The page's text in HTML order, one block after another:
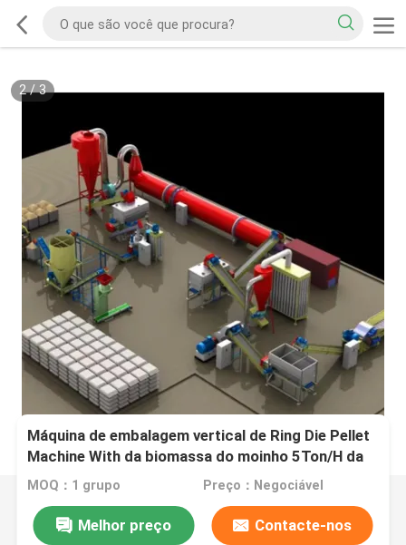
2/3
Máquina de embalagem vertical de Ring Die Pellet
Machine With da biomassa do moinho 5Ton/H da
pelota da casca do arroz
MOQ：1 grupo Preço：Negociável
Melhor preço Contacte-nos